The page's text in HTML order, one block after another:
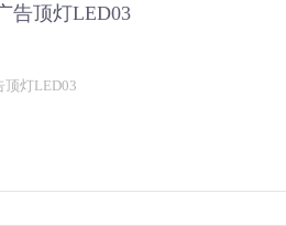
告顶灯LED03
顶灯LED03